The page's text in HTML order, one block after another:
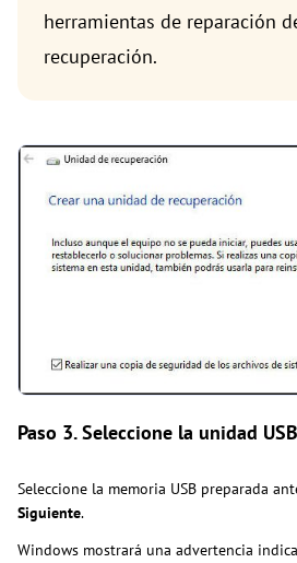
herramientas de reparación
recuperación.
Paso 3. Seleccione la unidad USB
Seleccione la memoria USB preparada
Siguiente.
Windows mostrará una advertencia